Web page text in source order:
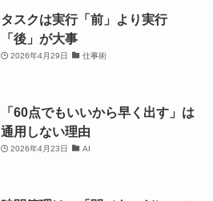
タスクは実行「前」より実行
「後」が大事
2026年4月29日 仕事術
「60点でもいいから早く出す」は
通用しない理由
2026年4月23日 AI